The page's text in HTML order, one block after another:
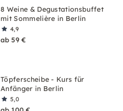
8 Weine & Degustationsbuffet
mit Sommelière in Berlin
4,9
ab 59 €
Töpferscheibe - Kurs für
Anfänger in Berlin
5,0